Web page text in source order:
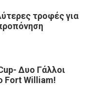
τροφές για
Δυο Γάλλοι
Fort William!